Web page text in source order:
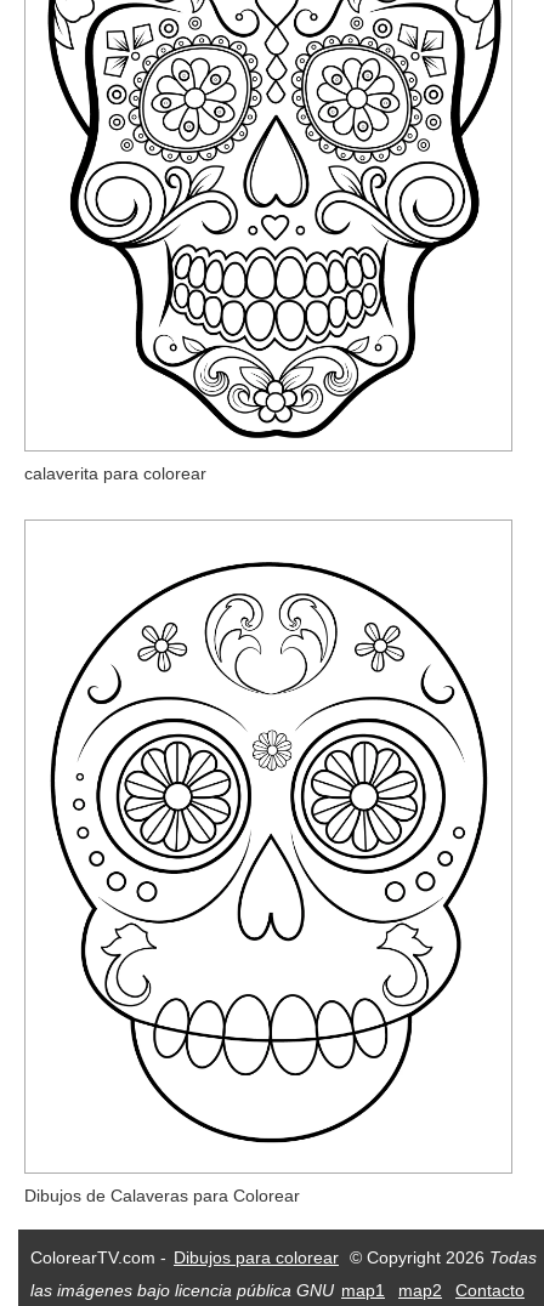
calaverita para colorear
Dibujos de Calaveras para Colorear
ColorearTV.com - Dibujos para colorear © Copyright 2026 Todas
las imágenes bajo licencia pública GNU map1 map2
Contacto